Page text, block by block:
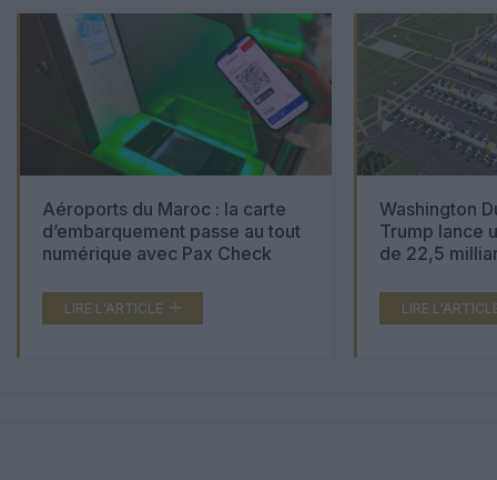
Aéroports du Maroc : la carte
d’embarquement passe au tout
numérique avec Pax Check
LIRE L'ARTICLE
Washington
Trump lance
de 22,5
LIRE